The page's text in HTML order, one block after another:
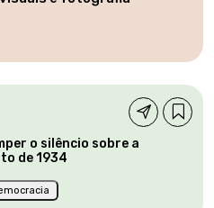
o silêncio sobre a
de 1934